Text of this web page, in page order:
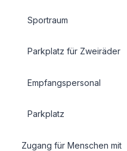
Sportraum
Parkplatz für Zweiräder
Empfangspersonal
Parkplatz
Zugang für Menschen mit